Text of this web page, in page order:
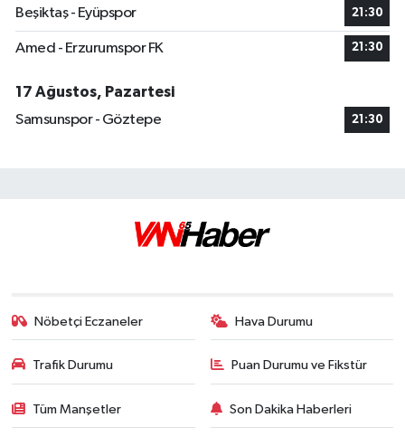
Beşiktaş - Eyüpspor 21:30
Amed - Erzurumspor FK 21:30
17 Ağustos, Pazartesi
Samsunspor - Göztepe
21:30
Nöbetçi Eczaneler Hava Durumu
Trafik Durumu Puan Durumu ve Fikstür
Tüm Manşetler Son Dakika Haberleri